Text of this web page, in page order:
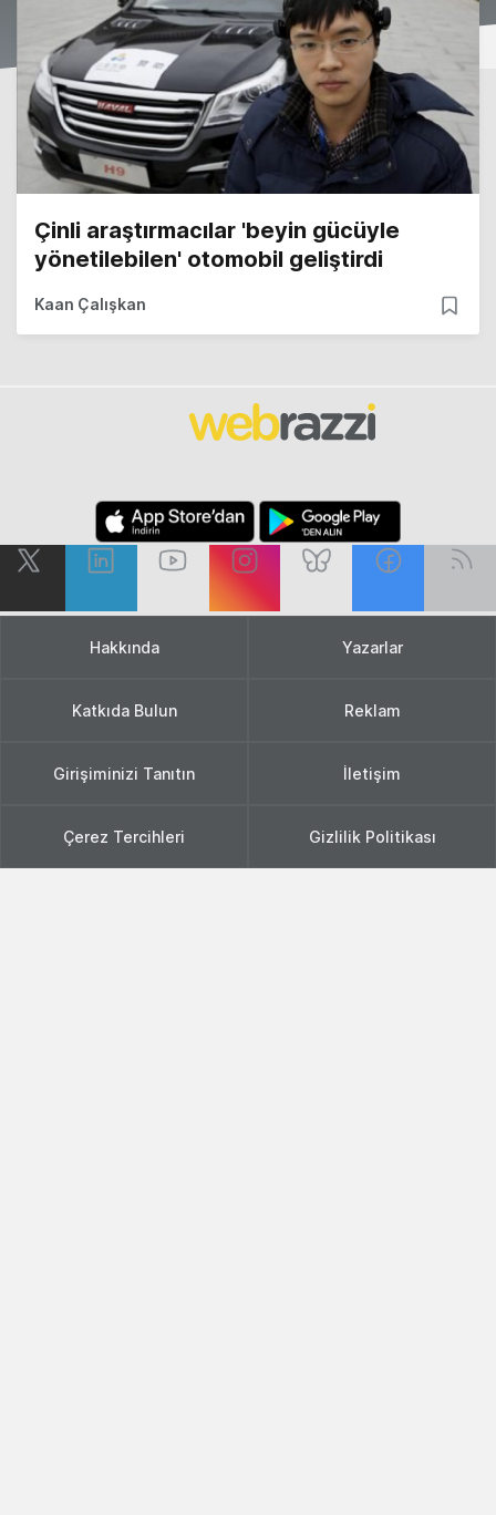
Çinli araştırmacılar 'beyin gücüyle
yönetilebilen' otomobil geliştirdi
Kaan Çalışkan
Hakkında Yazarlar
Katkıda Bulun Reklam
Girişiminizi Tanıtın İletişim
Çerez Tercihleri Gizlilik Politikası